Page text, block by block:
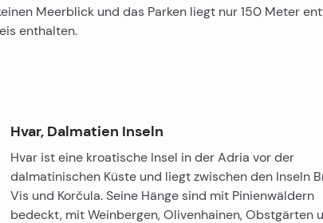
Meerblick und das Parken liegt nur 150 Meter
enthalten.
Hvar, Dalmatien Inseln
Hvar ist eine kroatische Insel in der Adria vor der
dalmatinischen Küste und liegt zwischen den Inseln
Vis und Korčula. Seine Hänge sind mit Pinienwäldern
bedeckt, mit Weinbergen, Olivenhainen, Obstgärten